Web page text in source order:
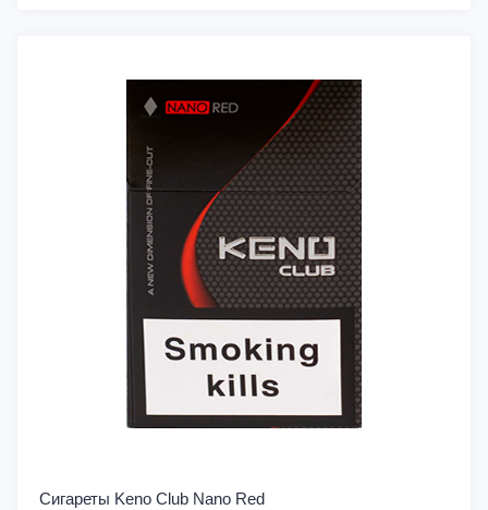
Сигареты Keno Club Nano Red